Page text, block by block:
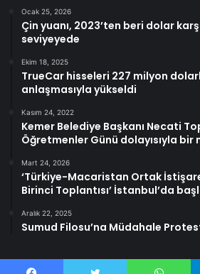
Ocak 25, 2026
Çin yuanı, 2023’ten beri dolar
seviyeyede
Ekim 18, 2025
TrueCar hisseleri 227 milyon
anlaşmasıyla yükseldi
Kasım 24, 2022
Kemer Belediye Başkanı Necati
Öğretmenler Günü dolayısıyla bir
Mart 24, 2026
‘Türkiye-Macaristan Ortak
Birinci Toplantısı’ İstanbul’da
Aralık 22, 2025
Sumud Filosu’na Müdahale